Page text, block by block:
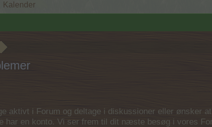
aktivt i Forum og deltage i diskussioner eller ønsker
har en konto. Vi ser frem til dit næste besøg i vores
Kalender